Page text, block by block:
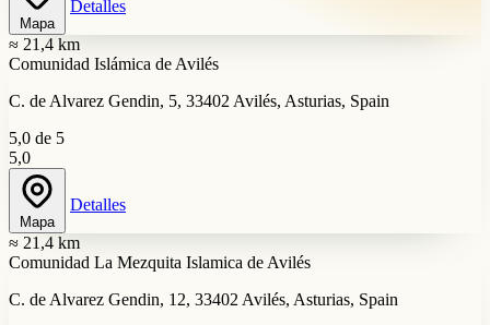
Mapa
Detalles
≈ 21,4 km
Comunidad Islámica de Avilés
C. de Alvarez Gendin, 5, 33402 Avilés, Asturias, Spain
5,0 de 5
5,0
Mapa
Detalles
≈ 21,4 km
Comunidad La Mezquita Islamica de Avilés
C. de Alvarez Gendin, 12, 33402 Avilés, Asturias, Spain